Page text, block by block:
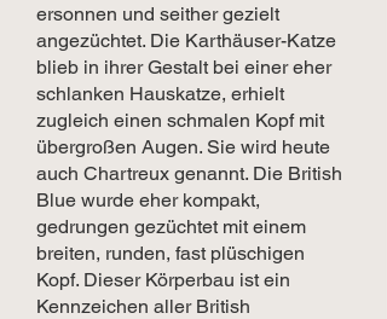
ersonnen und seither gezielt
angezüchtet. Die Karthäuser-Katze
blieb in ihrer Gestalt bei einer eher
schlanken Hauskatze, erhielt
zugleich einen schmalen Kopf mit
übergroßen Augen. Sie wird heute
auch Chartreux genannt. Die British
Blue wurde eher kompakt,
gedrungen gezüchtet mit einem
breiten, runden, fast plüschigen
Kopf. Dieser Körperbau ist ein
Kennzeichen aller British